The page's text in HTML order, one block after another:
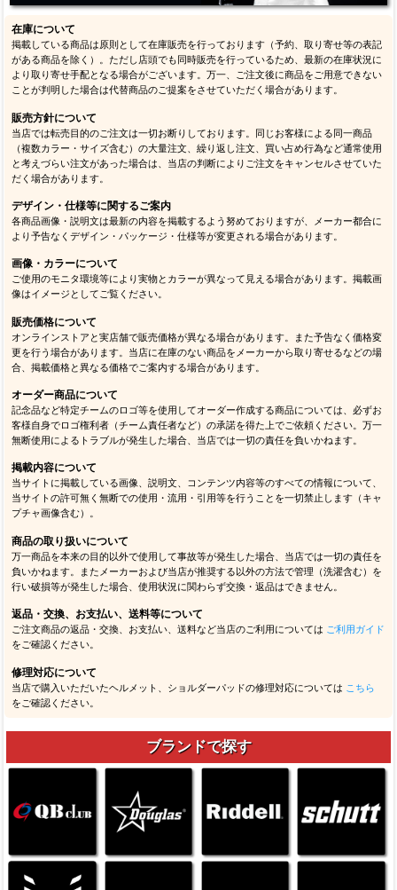
在庫について
掲載している商品は原則として在庫販売を行っております（予約、取り寄せ等の表記
がある商品を除く）。ただし店頭でも同時販売を行っているため、最新の在庫状況に
より取り寄せ手配となる場合がございます。万一、ご注文後に商品をご用意できない
ことが判明した場合は代替商品のご提案をさせていただく場合があります。
販売方針について
当店では転売目的のご注文は一切お断りしております。同じお客様による同一商品
（複数カラー・サイズ含む）の大量注文、繰り返し注文、買い占め行為など通常使用
と考えづらい注文があった場合は、当店の判断によりご注文をキャンセルさせていた
だく場合があります。
デザイン・仕様等に関するご案内
各商品画像・説明文は最新の内容を掲載するよう努めておりますが、メーカー都合に
より予告なくデザイン・パッケージ・仕様等が変更される場合があります。
画像・カラーについて
ご使用のモニタ環境等により実物とカラーが異なって見える場合があります。掲載画
像はイメージとしてご覧ください。
販売価格について
オンラインストアと実店舗で販売価格が異なる場合があります。また予告なく価格変
更を行う場合があります。当店に在庫のない商品をメーカーから取り寄せるなどの場
合、掲載価格と異なる価格でご案内する場合があります。
オーダー商品について
記念品など特定チームのロゴ等を使用してオーダー作成する商品については、必ずお
客様自身でロゴ権利者（チーム責任者など）の承諾を得た上でご依頼ください。万一
無断使用によるトラブルが発生した場合、当店では一切の責任を負いかねます。
掲載内容について
当サイトに掲載している画像、説明文、コンテンツ内容等のすべての情報について、
当サイトの許可無く無断での使用・流用・引用等を行うことを一切禁止します（キャ
プチャ画像含む）。
商品の取り扱いについて
万一商品を本来の目的以外で使用して事故等が発生した場合、当店では一切の責任を
負いかねます。またメーカーおよび当店が推奨する以外の方法で管理（洗濯含む）を
行い破損等が発生した場合、使用状況に関わらず交換・返品はできません。
返品・交換、お支払い、送料等について
ご注文商品の返品・交換、お支払い、送料など当店のご利用については ご利用ガイド
をご確認ください。
修理対応について
当店で購入いただいたヘルメット、ショルダーパッドの修理対応については こちら
をご確認ください。
ブランドで探す